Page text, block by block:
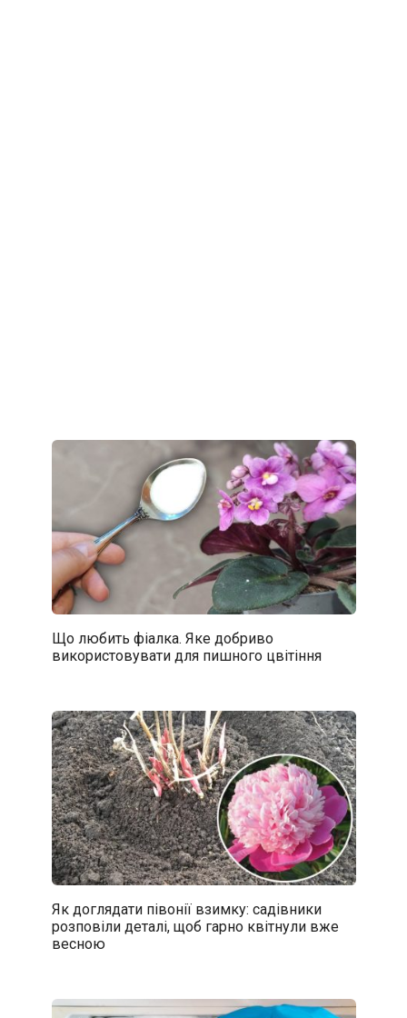
Що любить фіалка. Яке добриво
використовувати для пишного цвітіння
Як доглядати півонії взимку: садівники
розповіли деталі, щоб гарно квітнули вже
весною